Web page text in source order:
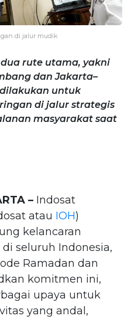
di jalur mudik
rute utama, yakni
dan Jakarta–
untuk
di jalur strategis
masyarakat saat
– Indosat
atau IOH)
kelancaran
seluruh Indonesia,
Ramadan dan
komitmen ini,
upaya untuk
yang andal,